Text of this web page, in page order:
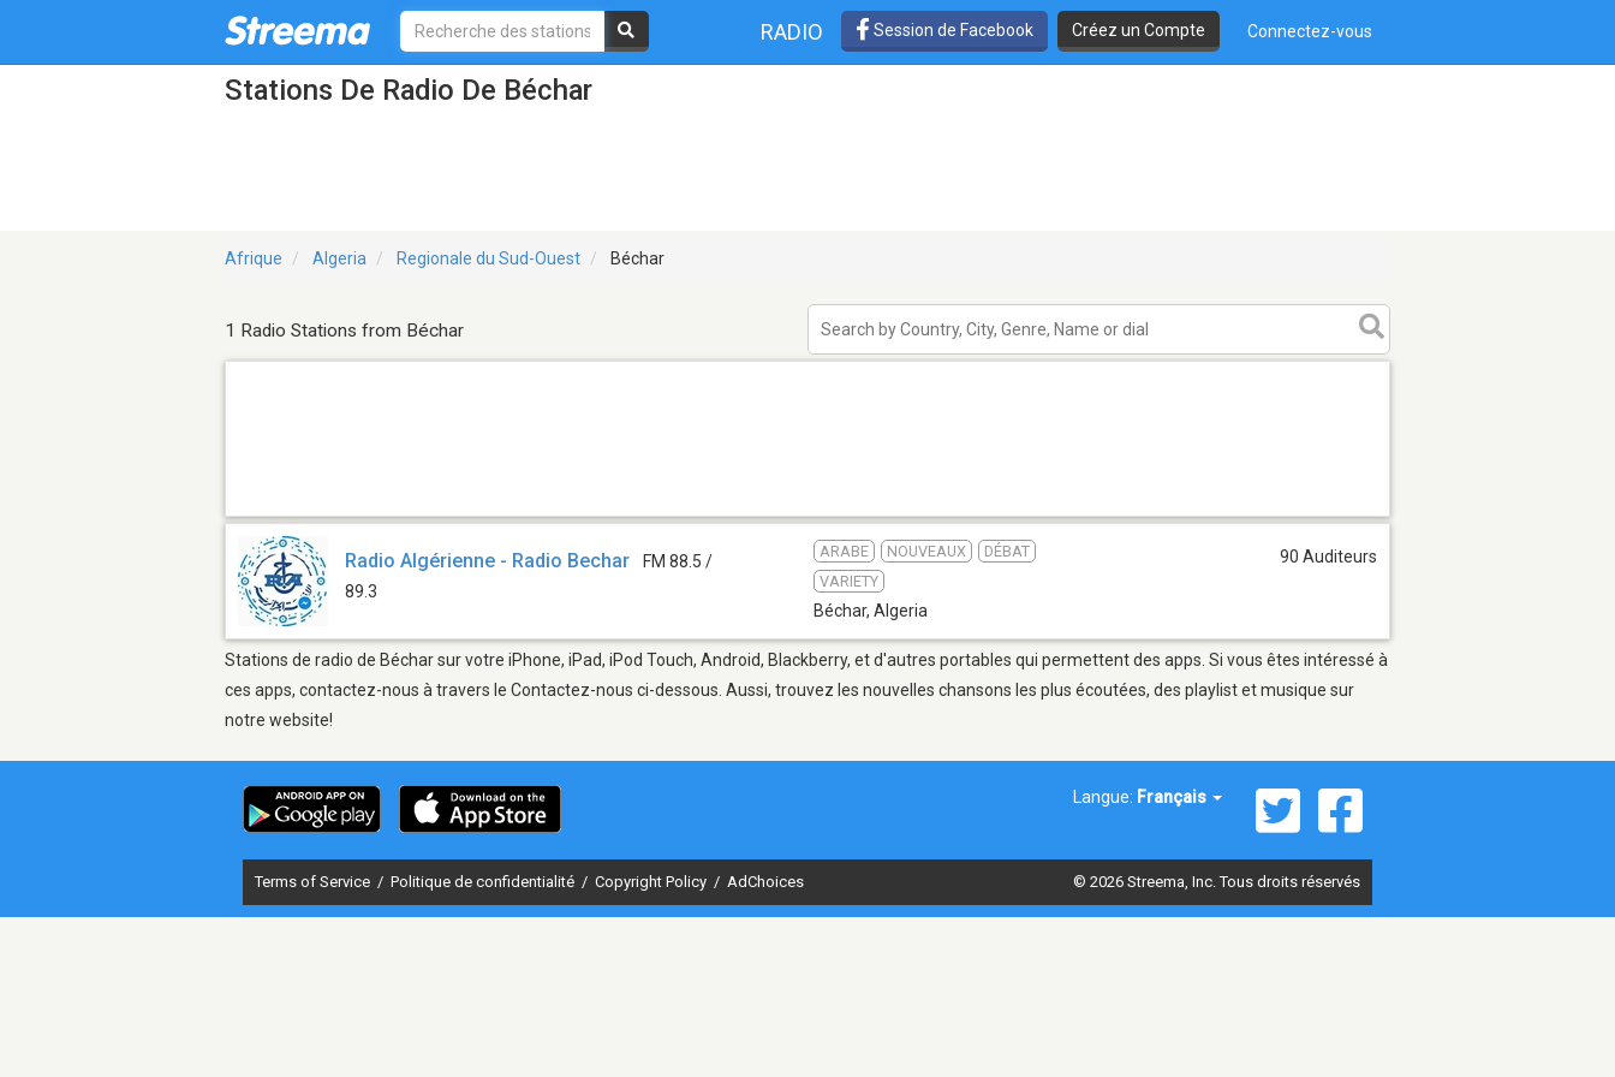
RADIO Session de Facebook Créez un Compte Connectez-vous
Stations De Radio De Béchar
Afrique Algeria Regionale du Sud-Ouest Béchar
1 Radio Stations from Béchar
Radio Algérienne - Radio Bechar
FM 88.5 /
89.3
ARABE NOUVEAUX
DÉBAT
VARIETY
Béchar, Algeria
90 Auditeurs
Stations de radio de Béchar sur votre iPhone, iPad, iPod Touch, Android, Blackberry, et d'autres portables qui permettent des apps. Si vous êtes intéressé à
ces apps, contactez-nous à travers le Contactez-nous ci-dessous. Aussi, trouvez les nouvelles chansons les plus écoutées, des playlist et musique sur
notre website!
Langue: Français
Terms of Service / Politique de confidentialité / Copyright Policy / AdChoices © 2026 Streema, Inc. Tous droits réservés